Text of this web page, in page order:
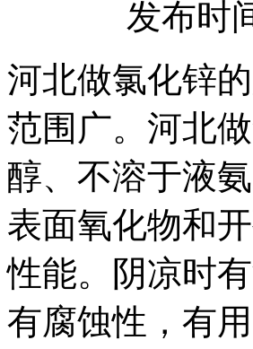
发布时
河北做氯化锌
范围广。河北
醇、不溶于液
表面氧化物和
性能。阴凉时
有腐蚀性，有